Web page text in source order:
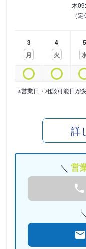
木
（
3
月
4
火
5
※営業日・相談可能日が
詳
営